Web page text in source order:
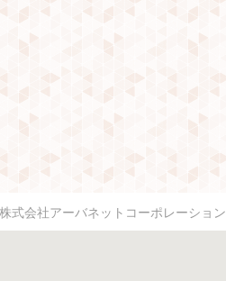
会社アーバネットコーポレーション